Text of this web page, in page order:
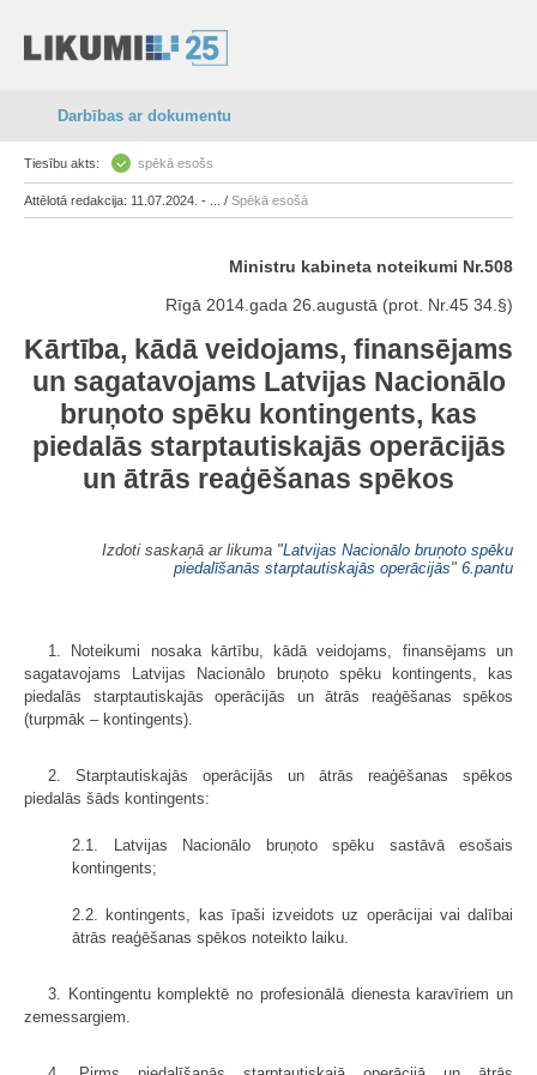
Darbības ar dokumentu
Tiesību akts: spēkā esošs
Attēlotā redakcija: 11.07.2024. - ... / Spēkā esošā
Ministru kabineta noteikumi Nr.508
Rīgā 2014.gada 26.augustā (prot. Nr.45 34.§)
Kārtība, kādā veidojams, finansējams
un sagatavojams Latvijas Nacionālo
bruņoto spēku kontingents, kas
piedalās starptautiskajās operācijās
un ātrās reaģēšanas spēkos
Izdoti saskaņā ar likuma "Latvijas Nacionālo bruņoto spēku
piedalīšanās starptautiskajās operācijās" 6.pantu
1. Noteikumi nosaka kārtību, kādā veidojams, finansējams un
sagatavojams Latvijas Nacionālo bruņoto spēku kontingents, kas
piedalās starptautiskajās operācijās un ātrās reaģēšanas spēkos
(turpmāk – kontingents).
2. Starptautiskajās operācijās un ātrās reaģēšanas spēkos
piedalās šāds kontingents:
2.1. Latvijas Nacionālo bruņoto spēku sastāvā esošais
kontingents;
2.2. kontingents, kas īpaši izveidots uz operācijai vai dalībai
ātrās reaģēšanas spēkos noteikto laiku.
3. Kontingentu komplektē no profesionālā dienesta karavīriem un
zemessargiem.